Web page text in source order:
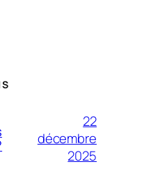
22
décembre
2025